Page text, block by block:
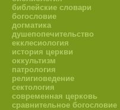
библейские словари
богословие
догматика
душепопечительство
екклесиология
история церкви
оккультизм
патрология
религиоведение
сектология
современная церковь
сравнительное богословие